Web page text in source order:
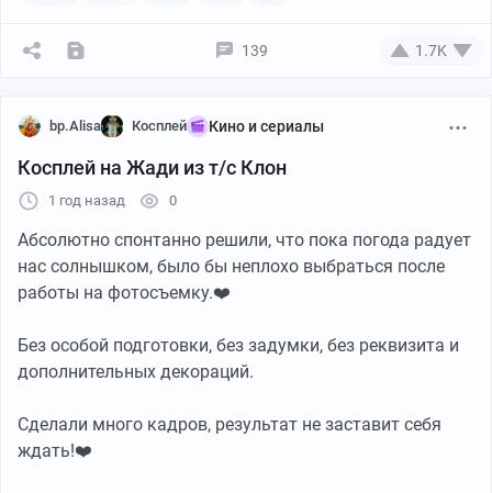
Этот костюм изначально создавался для
октябрьского Epic Con Russia, но вышло так, что
увидел свет этот образ чуть раньше. Первое
появление Царевны-Лебедь состоялось в сентябре на
139 1.7K
bp.Alisa Косплей Кино и сериалы
Косплей на Жади из т/с Клон
1 год назад 0
Абсолютно спонтанно решили, что пока погода радует
нас солнышком, было бы неплохо выбраться после
работы на фотосъемку.❤️
Без особой подготовки, без задумки, без реквизита и
дополнительных декораций.
Сделали много кадров, результат не заставит себя
ждать!❤️